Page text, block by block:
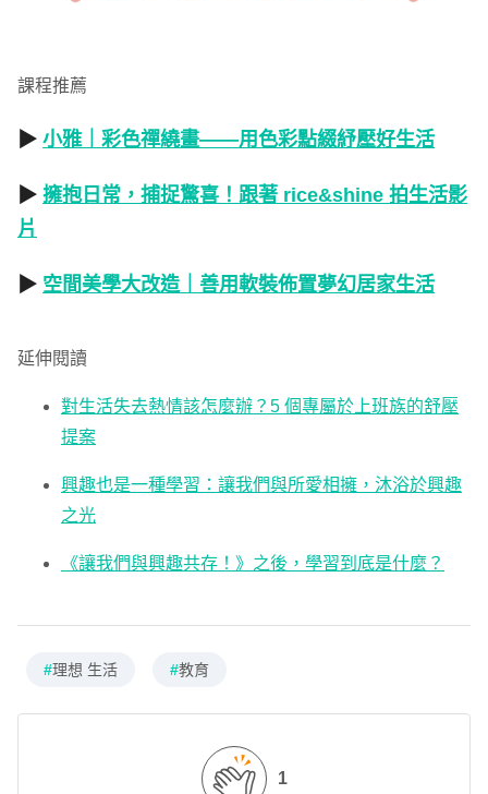
課程推薦
▶ 小雅｜彩色禪繞畫——用色彩點綴紓壓好生活
▶ 擁抱日常，捕捉驚喜！跟著 rice&shine 拍生活影
片
▶ 空間美學大改造｜善用軟裝佈置夢幻居家生活
延伸閱讀
對生活失去熱情該怎麼辦？5 個專屬於上班族的舒壓
提案
興趣也是一種學習：讓我們與所愛相擁，沐浴於興趣
之光
《讓我們與興趣共存！》之後，學習到底是什麼？
#理想 生活 #教育
1